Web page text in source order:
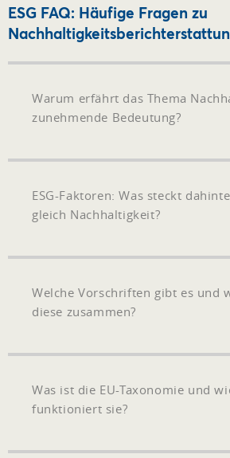
ESG FAQ: Häufige Fragen zu
Warum erfährt das Thema
zunehmende Bedeutung?
ESG-Faktoren: Was steckt
gleich Nachhaltigkeit?
Welche Vorschriften gibt es und
diese zusammen?
Was ist die EU-Taxonomie und
funktioniert sie?